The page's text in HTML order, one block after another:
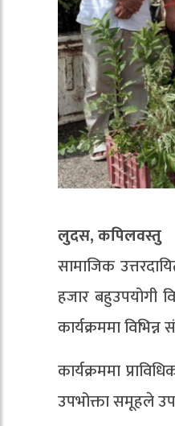
लुदस, कपिलवस्तु
सामाजिक
हजार बहुउपयोगी
कार्यक्रममा
कार्यक्रममा
उपभोक्ता समूहले